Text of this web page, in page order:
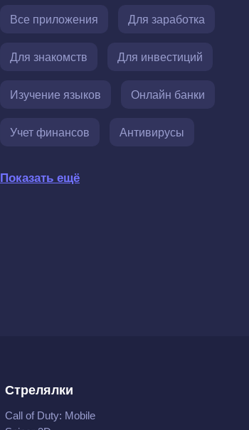
Все приложения Для заработка
Для знакомств Для инвестиций
Изучение языков Онлайн банки
Учет финансов Антивирусы
Показать ещё
Стрелялки
Call of Duty: Mobile